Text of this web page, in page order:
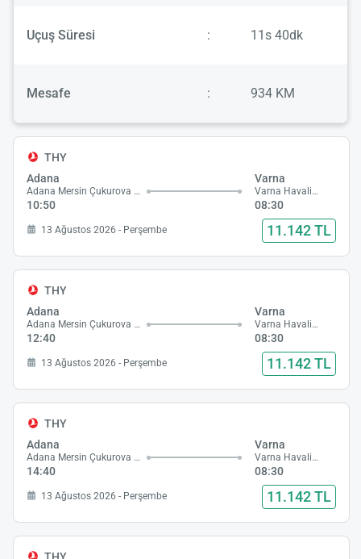
Uçuş Süresi : 11s 40dk
Mesafe : 934 KM
THY
Adana
Adana Mersin Çukurova Havalimanı
10:50
Varna
Varna Havalimanı
08:30
13 Ağustos 2026 - Perşembe 11.142 TL
THY
Adana
Adana Mersin Çukurova Havalimanı
12:40
Varna
Varna Havalimanı
08:30
13 Ağustos 2026 - Perşembe 11.142 TL
THY
Adana
Adana Mersin Çukurova Havalimanı
14:40
Varna
Varna Havalimanı
08:30
13 Ağustos 2026 - Perşembe 11.142 TL
THY